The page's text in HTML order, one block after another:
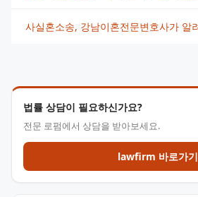
법률 상담이 필요하신가요?
전문 로펌에서 상담을 받아보세요.
lawfirm 바로가기